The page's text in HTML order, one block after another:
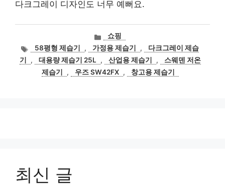
다크그레이 디자인도 너무 예뻐요.
카
테
고
리
쇼핑
태58평형 제습기 , 가정용 제습기 ,
다크그레이 제습
기
, 대용량 제습기 25L , 산업용 제습기 ,
스웨덴 저온
제습기
, 우즈 SW42FX , 창고용 제습기
최신 글